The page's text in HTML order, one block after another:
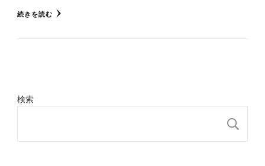
続きを読む
検索